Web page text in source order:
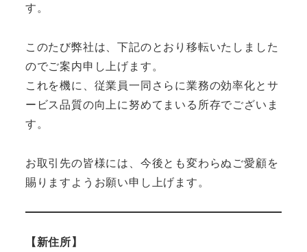
す。
このたび弊社は、下記のとおり移転いたしました
のでご案内申し上げます。
これを機に、従業員一同さらに業務の効率化とサ
ービス品質の向上に努めてまいる所存でございま
す。
お取引先の皆様には、今後とも変わらぬご愛顧を
賜りますようお願い申し上げます。
【新住所】